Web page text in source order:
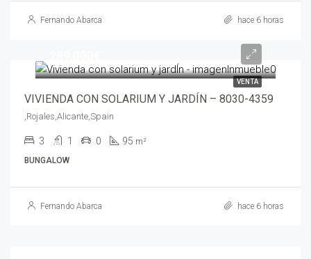
Fernando Abarca hace 6 horas
VENTA
VIVIENDA CON SOLARIUM Y JARDÍN – 8030-4359
,Rojales,Alicante,Spain
3 1 0 95 m²
BUNGALOW
Fernando Abarca hace 6 horas